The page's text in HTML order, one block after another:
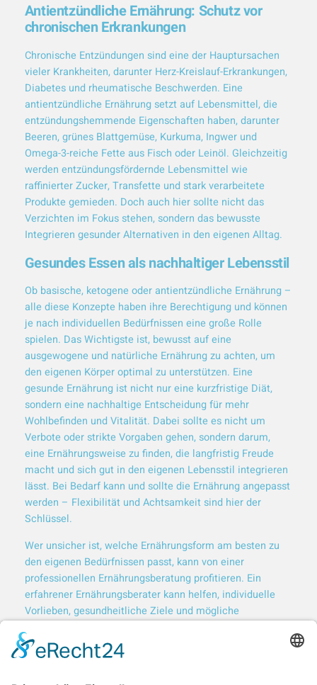
Antientzündliche Ernährung: Schutz vor
chronischen Erkrankungen
Chronische Entzündungen sind eine der Hauptursachen
vieler Krankheiten, darunter Herz-Kreislauf-Erkrankungen,
Diabetes und rheumatische Beschwerden. Eine
antientzündliche Ernährung setzt auf Lebensmittel, die
entzündungshemmende Eigenschaften haben, darunter
Beeren, grünes Blattgemüse, Kurkuma, Ingwer und
Omega-3-reiche Fette aus Fisch oder Leinöl. Gleichzeitig
werden entzündungsfördernde Lebensmittel wie
raffinierter Zucker, Transfette und stark verarbeitete
Produkte gemieden. Doch auch hier sollte nicht das
Verzichten im Fokus stehen, sondern das bewusste
Integrieren gesunder Alternativen in den eigenen Alltag.
Gesundes Essen als nachhaltiger Lebensstil
Ob basische, ketogene oder antientzündliche Ernährung –
alle diese Konzepte haben ihre Berechtigung und können
je nach individuellen Bedürfnissen eine große Rolle
spielen. Das Wichtigste ist, bewusst auf eine
ausgewogene und natürliche Ernährung zu achten, um
den eigenen Körper optimal zu unterstützen. Eine
gesunde Ernährung ist nicht nur eine kurzfristige Diät,
sondern eine nachhaltige Entscheidung für mehr
Wohlbefinden und Vitalität. Dabei sollte es nicht um
Verbote oder strikte Vorgaben gehen, sondern darum,
eine Ernährungsweise zu finden, die langfristig Freude
macht und sich gut in den eigenen Lebensstil integrieren
lässt. Bei Bedarf kann und sollte die Ernährung angepasst
werden – Flexibilität und Achtsamkeit sind hier der
Schlüssel.
Wer unsicher ist, welche Ernährungsform am besten zu
den eigenen Bedürfnissen passt, kann von einer
professionellen Ernährungsberatung profitieren. Ein
erfahrener Ernährungsberater kann helfen, individuelle
Vorlieben, gesundheitliche Ziele und mögliche
passende Strategie zu entwickeln.
kostenloses Erstgespräch.